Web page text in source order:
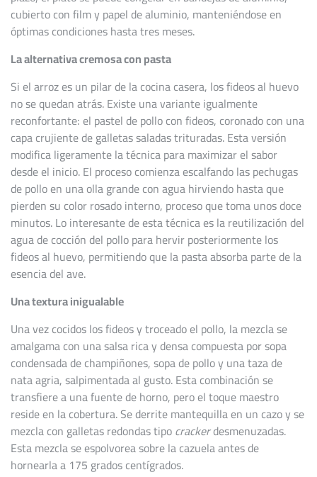
cubierto con film y papel de aluminio, manteniéndose en
óptimas condiciones hasta tres meses.
La alternativa cremosa con pasta
Si el arroz es un pilar de la cocina casera, los fideos al huevo
no se quedan atrás. Existe una variante igualmente
reconfortante: el pastel de pollo con fideos, coronado con una
capa crujiente de galletas saladas trituradas. Esta versión
modifica ligeramente la técnica para maximizar el sabor
desde el inicio. El proceso comienza escalfando las pechugas
de pollo en una olla grande con agua hirviendo hasta que
pierden su color rosado interno, proceso que toma unos doce
minutos. Lo interesante de esta técnica es la reutilización del
agua de cocción del pollo para hervir posteriormente los
fideos al huevo, permitiendo que la pasta absorba parte de la
esencia del ave.
Una textura inigualable
Una vez cocidos los fideos y troceado el pollo, la mezcla se
amalgama con una salsa rica y densa compuesta por sopa
condensada de champiñones, sopa de pollo y una taza de
nata agria, salpimentada al gusto. Esta combinación se
transfiere a una fuente de horno, pero el toque maestro
reside en la cobertura. Se derrite mantequilla en un cazo y se
mezcla con galletas redondas tipocrackerdesmenuzadas.
Esta mezcla se espolvorea sobre la cazuela antes de
hornearla a 175 grados centígrados.